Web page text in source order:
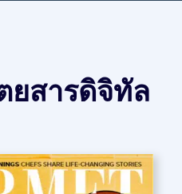
ยสารดิจิทัล